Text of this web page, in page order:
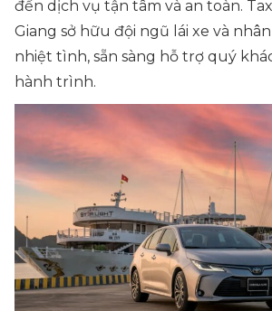
đến dịch vụ tận tâm và an toàn.
Giang sở hữu đội ngũ lái xe và
nhiệt tình, sẵn sàng hỗ trợ quý
hành trình.